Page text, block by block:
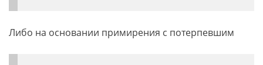
Либо на основании примирения с потерпевшим